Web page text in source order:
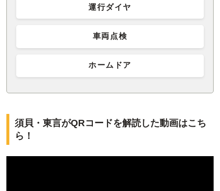
運行ダイヤ
車両点検
ホームドア
須貝・東言がQRコードを解読した動画はこち
ら！